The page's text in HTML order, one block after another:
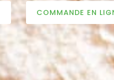
COMMANDE EN